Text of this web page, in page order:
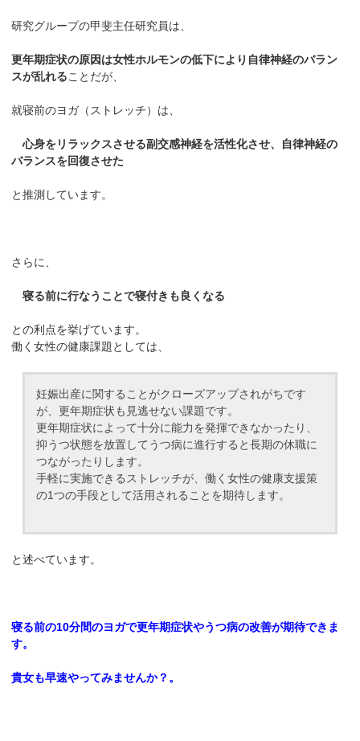
研究グループの甲斐主任研究員は、
更年期症状の原因は女性ホルモンの低下により自律神経のバラン
スが乱れることだが、
就寝前のヨガ（ストレッチ）は、
心身をリラックスさせる副交感神経を活性化させ、自律神経の
バランスを回復させた
と推測しています。
さらに、
寝る前に行なうことで寝付きも良くなる
との利点を挙げています。
働く女性の健康課題としては、
妊娠出産に関することがクローズアップされがちです
が、更年期症状も見逃せない課題です。
更年期症状によって十分に能力を発揮できなかったり、
抑うつ状態を放置してうつ病に進行すると長期の休職に
つながったりします。
手軽に実施できるストレッチが、働く女性の健康支援策
の1つの手段として活用されることを期待します。
と述べています。
寝る前の10分間のヨガで更年期症状やうつ病の改善が期待できま
す。
貴女も早速やってみませんか？。